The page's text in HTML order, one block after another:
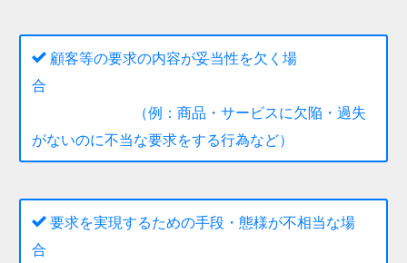
顧客等の要求の内容が妥当性を欠く場
合
（例：商品・サービスに欠陥・過失
がないのに不当な要求をする行為など）
要求を実現するための手段・態様が不相当な場
合